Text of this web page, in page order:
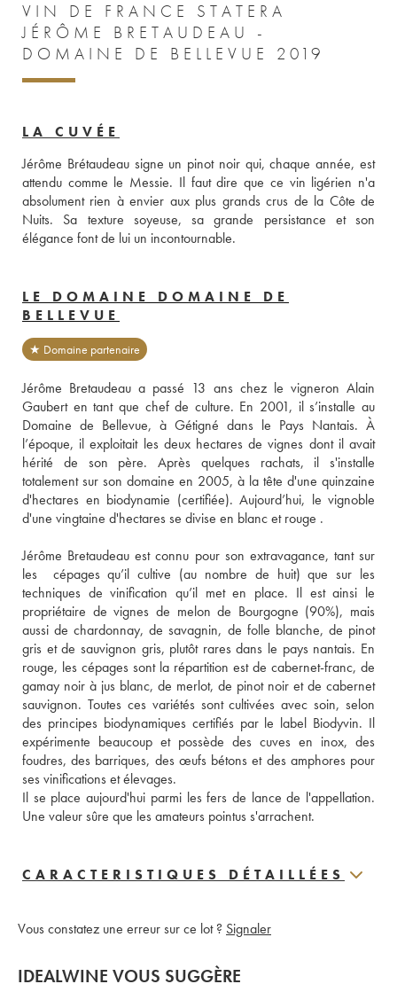
VIN DE FRANCE STATERA
JÉRÔME BRETAUDEAU -
DOMAINE DE BELLEVUE 2019
LA CUVÉE
Jérôme Brétaudeau signe un pinot noir qui, chaque année, est
attendu comme le Messie. Il faut dire que ce vin ligérien n'a
absolument rien à envier aux plus grands crus de la Côte de
Nuits. Sa texture soyeuse, sa grande persistance et son
élégance font de lui un incontournable.
LE DOMAINE DOMAINE DE
BELLEVUE
★ Domaine partenaire
Jérôme Bretaudeau a passé 13 ans chez le vigneron Alain
Gaubert en tant que chef de culture. En 2001, il s’installe au
Domaine de Bellevue, à Gétigné dans le Pays Nantais. À
l’époque, il exploitait les deux hectares de vignes dont il avait
hérité de son père. Après quelques rachats, il s'installe
totalement sur son domaine en 2005, à la tête d'une quinzaine
d'hectares en biodynamie (certifiée). Aujourd’hui, le vignoble
d'une vingtaine d'hectares se divise en blanc et rouge .
Jérôme Bretaudeau est connu pour son extravagance, tant sur
les  cépages qu’il cultive (au nombre de huit) que sur les
techniques de vinification qu’il met en place. Il est ainsi le
propriétaire de vignes de melon de Bourgogne (90%), mais
aussi de chardonnay, de savagnin, de folle blanche, de pinot
gris et de sauvignon gris, plutôt rares dans le pays nantais. En
rouge, les cépages sont la répartition est de cabernet-franc, de
gamay noir à jus blanc, de merlot, de pinot noir et de cabernet
sauvignon. Toutes ces variétés sont cultivées avec soin, selon
des principes biodynamiques certifiés par le label Biodyvin. Il
expérimente beaucoup et possède des cuves en inox, des
foudres, des barriques, des œufs bétons et des amphores pour
ses vinifications et élevages.
Il se place aujourd'hui parmi les fers de lance de l'appellation.
Une valeur sûre que les amateurs pointus s'arrachent.
CARACTERISTIQUES DÉTAILLÉES
Vous constatez une erreur sur ce lot ? Signaler
IDEALWINE VOUS SUGGÈRE